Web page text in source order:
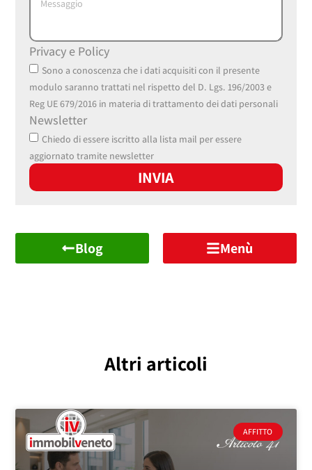
Privacy e Policy
Sono a conoscenza che i dati acquisiti con il presente
modulo saranno trattati nel rispetto del D. Lgs. 196/2003 e
Reg UE 679/2016 in materia di trattamento dei dati personali
Newsletter
Chiedo di essere iscritto alla lista mail per essere
aggiornato tramite newsletter
INVIA
Blog Menù
Altri articoli
AFFITTO